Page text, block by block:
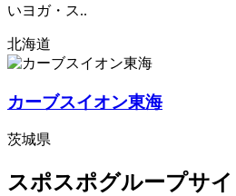
いヨガ・ス..
北海道
カーブスイオン東海
茨城県
スポスポグループサイ